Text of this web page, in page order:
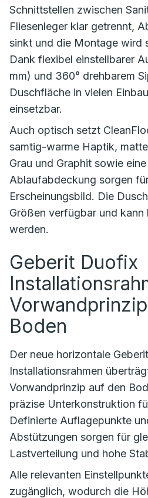
Schnittstellen zwischen
Fliesenleger klar getrennt,
sinkt und die Montage wird
Dank flexibel einstellbarer
mm) und 360° drehbarem
Duschfläche in vielen
einsetzbar.
Auch optisch setzt
samtig-warme Haptik,
Grau und Graphit sowie
Ablaufabdeckung sorgen
Erscheinungsbild. Die
Größen verfügbar und
werden.
Geberit Duofix
Boden
Der neue horizontale
Installationsrahmen
Vorwandprinzip auf den
präzise Unterkonstruktion
Definierte Auflagepunkte
Abstützungen sorgen für
Lastverteilung und hohe
Alle relevanten
zugänglich, wodurch die